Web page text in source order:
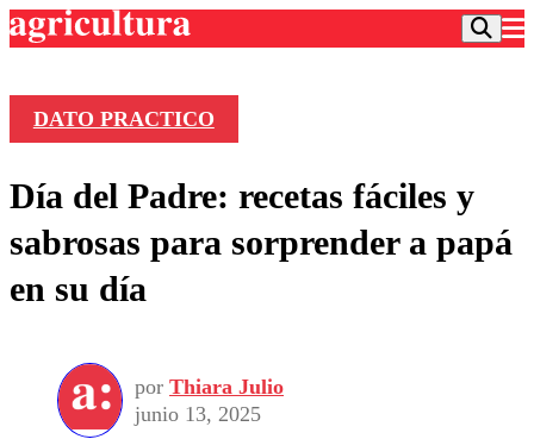
Frecuencias
Deportes
Colo Colo
Seleccion Chilena
Torneo Internacional
Entretención
Economía
Internacional
Publicaciones en medios
Opinión
DATO PRACTICO
Día del Padre: recetas fáciles y
sabrosas para sorprender a papá
en su día
por Thiara Julio
junio 13, 2025